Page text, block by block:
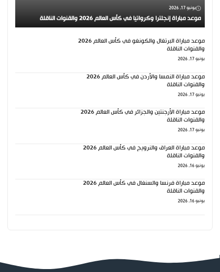
يونيو 17, 2026
موعد مباراة إنجلترا وكرواتيا في كأس العالم 2026 والقنوات الناقلة
موعد مباراة البرتغال والكونغو في كأس العالم 2026
والقنوات الناقلة
يونيو 17, 2026
موعد مباراة النمسا والأردن في كأس العالم 2026
والقنوات الناقلة
يونيو 17, 2026
موعد مباراة الأرجنتين والجزائر في كأس العالم 2026
والقنوات الناقلة
يونيو 17, 2026
موعد مباراة العراق والنرويج في كأس العالم 2026
والقنوات الناقلة
يونيو 16, 2026
موعد مباراة فرنسا والسنغال في كأس العالم 2026
والقنوات الناقلة
يونيو 16, 2026